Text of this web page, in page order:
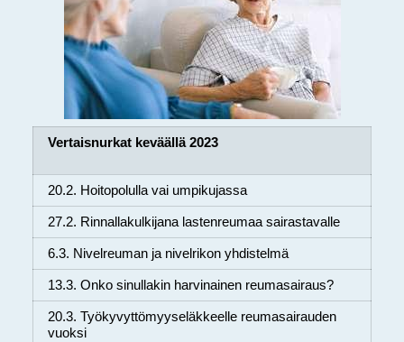
Vertaisnurkat keväällä 2023
20.2. Hoitopolulla vai umpikujassa
27.2. Rinnallakulkijana lastenreumaa sairastavalle
6.3. Nivelreuman ja nivelrikon yhdistelmä
13.3. Onko sinullakin harvinainen reumasairaus?
20.3. Työkyvyttömyyseläkkeelle reumasairauden
vuoksi